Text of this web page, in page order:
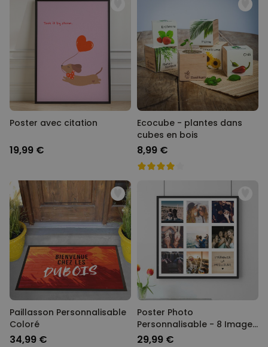
Poster avec citation
19,99 €
Ecocube - plantes dans
cubes en bois
8,99 €
Paillasson Personnalisable
Coloré
34,99 €
Poster Photo
Personnalisable - 8 Images
+ Texte
29,99 €